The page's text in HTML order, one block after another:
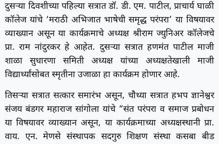
दुसऱ्या दिवशीच्या पहिल्या सत्रात डॉ. डी. एम. पाटील, प्राचार्य घाळी
कॉलेज यांचे ‘मराठी अभिजात भाषेची समृद्ध परंपरा’ या विषयावर
व्याख्यान असून या कार्यक्रमाचे अध्यक्ष श्रीराम ज्युनिअर कॉलेजचे
प्रा. राम नांदुरकर हे आहेत. दुसऱ्या सत्रात हणमंत पाटील माजी
शाळा सुधारणा समिती अध्यक्ष यांच्या अध्यक्षतेखाली माजी
विद्यार्थ्यांसोबत स्मृतीना उजाळा हा कार्यक्रम होणार आहे.
तिसऱ्या सत्रात सत्कार समारंभ असून, चौथ्या सत्रात हभप ज्ञानेश्वर
संजय बंडगर महाराज सांगोला यांचे “संत परंपरा व समाज प्रबोधन
या विषयावर व्याख्यान असून, या कार्यक्रमाच्या अध्यक्षस्थानी प्रा.
वाय. एन. मेणसे संस्थापक सदगुरु शिक्षण संस्था कसबा बीड